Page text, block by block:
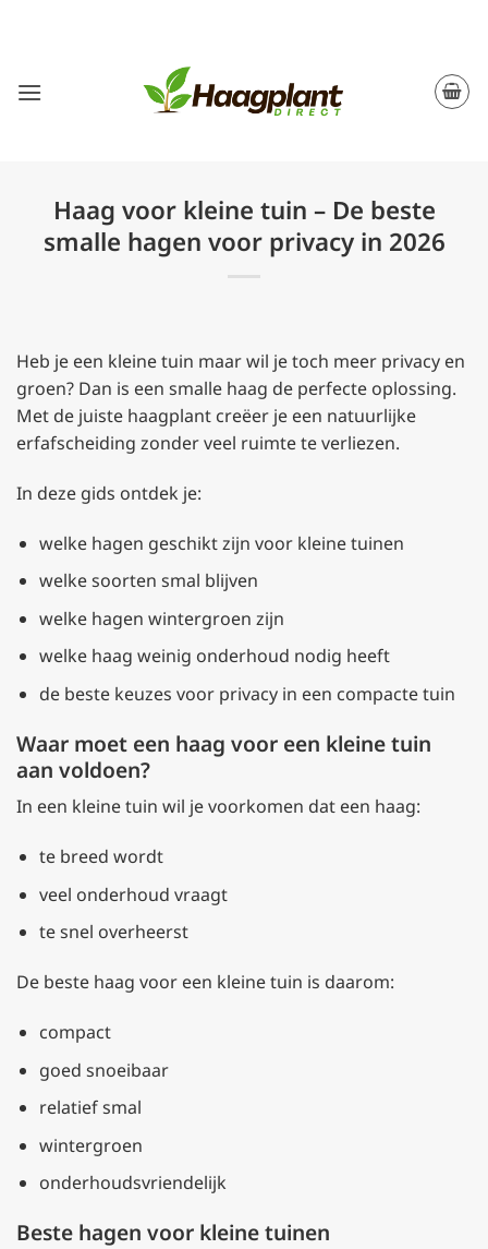
Haag voor kleine tuin – De beste
smalle hagen voor privacy in 2026
Heb je een kleine tuin maar wil je toch meer privacy en
groen? Dan is een smalle haag de perfecte oplossing.
Met de juiste haagplant creëer je een natuurlijke
erfafscheiding zonder veel ruimte te verliezen.
In deze gids ontdek je:
welke hagen geschikt zijn voor kleine tuinen
welke soorten smal blijven
welke hagen wintergroen zijn
welke haag weinig onderhoud nodig heeft
de beste keuzes voor privacy in een compacte tuin
Waar moet een haag voor een kleine tuin
aan voldoen?
In een kleine tuin wil je voorkomen dat een haag:
te breed wordt
veel onderhoud vraagt
te snel overheerst
De beste haag voor een kleine tuin is daarom:
compact
goed snoeibaar
relatief smal
wintergroen
onderhoudsvriendelijk
Beste hagen voor kleine tuinen